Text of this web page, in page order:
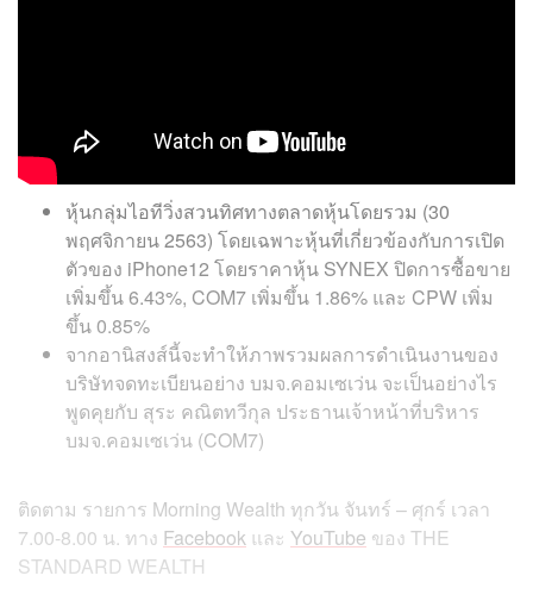
หุ้นกลุ่มไอทีวิ่งสวนทิศทางตลาดหุ้นโดยรวม (30
พฤศจิกายน 2563) โดยเฉพาะหุ้นที่เกี่ยวข้องกับการเปิด
ตัวของ iPhone12 โดยราคาหุ้น SYNEX ปิดการซื้อขาย
เพิ่มขึ้น 6.43%, COM7 เพิ่มขึ้น 1.86% และ CPW เพิ่ม
ขึ้น 0.85%
จากอานิสงส์นี้จะทำให้ภาพรวมผลการดำเนินงานของ
บริษัทจดทะเบียนอย่าง บมจ.คอมเซเว่น จะเป็นอย่างไร
พูดคุยกับ สุระ คณิตทวีกุล ประธานเจ้าหน้าที่บริหาร
บมจ.คอมเซเว่น (COM7)
ติดตาม รายการ Morning Wealth ทุกวัน จันทร์ – ศุกร์ เวลา
7.00-8.00 น. ทาง Facebook และ YouTube ของ THE
STANDARD WEALTH